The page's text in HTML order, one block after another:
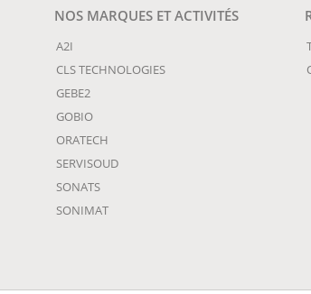
NOS MARQUES ET ACTIVITÉS
A2I
CLS TECHNOLOGIES
GEBE2
GOBIO
ORATECH
SERVISOUD
SONATS
SONIMAT